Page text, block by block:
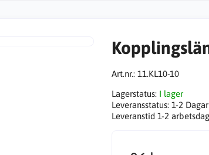
Art.nr.: 11.KL10-10
Lagerstatus: I lager
Leveransstatus: 1-2 Dagar
Leveranstid 1-2